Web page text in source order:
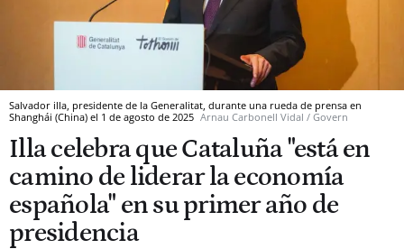
Salvador illa, presidente de la Generalitat, durante una rueda de prensa en
Shanghái (China) el 1 de agosto de 2025 Arnau Carbonell Vidal / Govern
Illa celebra que Cataluña "está en
camino de liderar la economía
española" en su primer año de
presidencia